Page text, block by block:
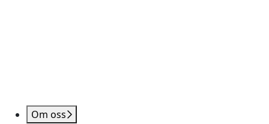
Om oss